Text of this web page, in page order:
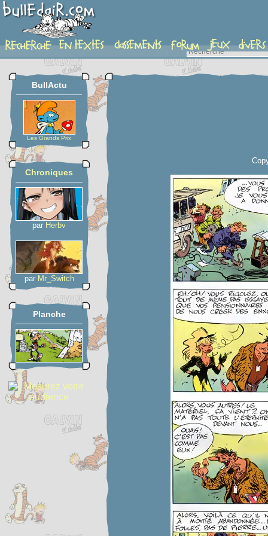
planche
BullActu
Les Grands Prix
Chroniques
par Herbv
par Mr_Switch
Planche